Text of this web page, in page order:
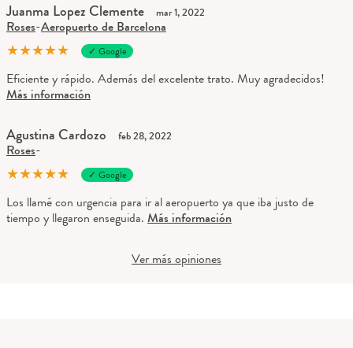
Juanma Lopez Clemente mar 1, 2022
Roses-Aeropuerto de Barcelona
★★★★★ ✓ Google
Eficiente y rápido. Además del excelente trato. Muy agradecidos!
Más información
Agustina Cardozo feb 28, 2022
Roses-
★★★★★ ✓ Google
Los llamé con urgencia para ir al aeropuerto ya que iba justo de
tiempo y llegaron enseguida. Más información
Ver más opiniones